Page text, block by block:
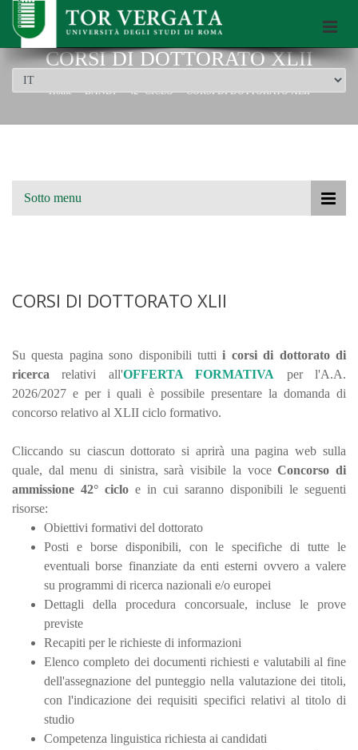
Scuola di Dottorato dell’Università di Roma Tor Vergata
CORSI DI DOTTORATO XLII
Home BANDI 42° CICLO CORSI DI DOTTORATO XLII
Sotto menu
CORSI DI DOTTORATO XLII
Su questa pagina sono disponibili tuttii corsi di dottorato di
ricerca relativi all'OFFERTA FORMATIVA per l'A.A.
2026/2027 e per i quali è possibile presentare la domanda di
concorso relativo al XLII ciclo formativo.
Cliccando su ciascun dottorato si aprirà una pagina web sulla
quale, dal menu di sinistra, sarà visibile la voceConcorso di
ammissione 42° ciclo e in cui saranno disponibili le seguenti
risorse:
Obiettivi formativi del dottorato
Posti e borse disponibili, con le specifiche di tutte le
eventuali borse finanziate da enti esterni ovvero a valere
su programmi di ricerca nazionali e/o europei
Dettagli della procedura concorsuale, incluse le prove
previste
Recapiti per le richieste di informazioni
Elenco completo dei documenti richiesti e valutabili al fine
dell'assegnazione del punteggio nella valutazione dei titoli,
con l'indicazione dei requisiti specifici relativi al titolo di
studio
Competenza linguistica richiesta ai candidati